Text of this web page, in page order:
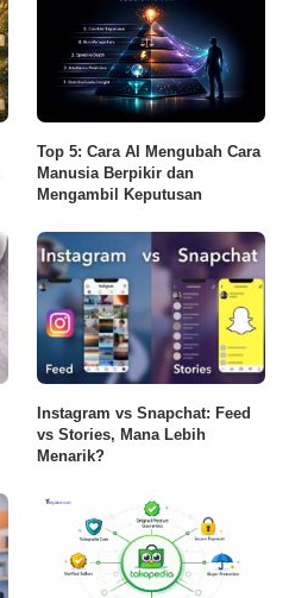
Top 5: Cara AI Mengubah Cara
Manusia Berpikir dan
Mengambil Keputusan
Instagram vs Snapchat: Feed
vs Stories, Mana Lebih
Menarik?